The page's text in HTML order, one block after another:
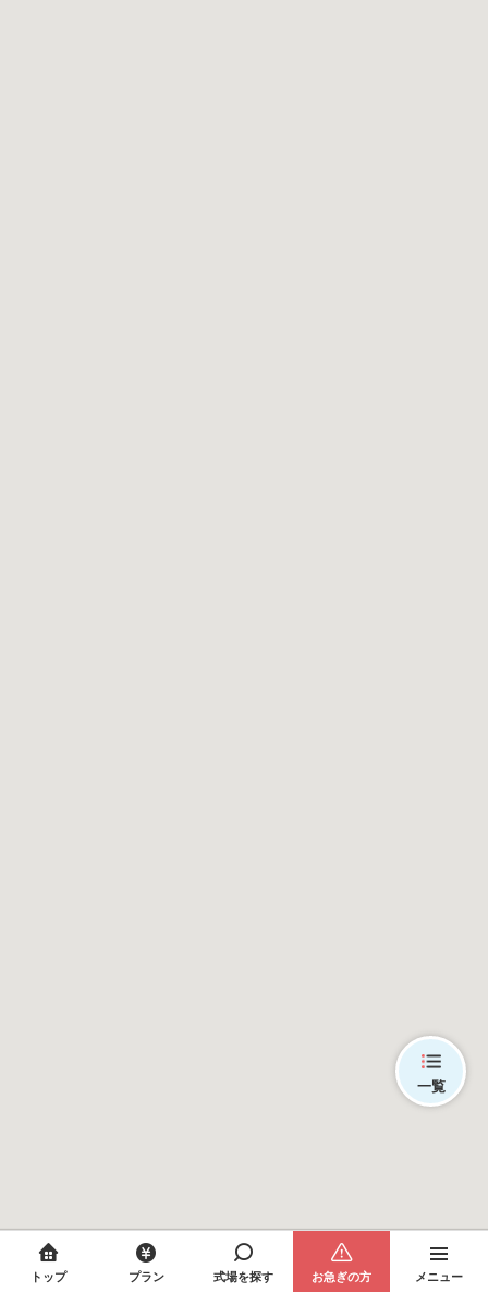
一覧
トップ プラン 式場を探す お急ぎの方 メニュー